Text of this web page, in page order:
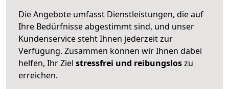
Die Angebote umfasst Dienstleistungen, die auf
Ihre Bedürfnisse abgestimmt sind, und unser
Kundenservice steht Ihnen jederzeit zur
Verfügung. Zusammen können wir Ihnen dabei
helfen, Ihr Ziel stressfrei und reibungsloszu
erreichen.